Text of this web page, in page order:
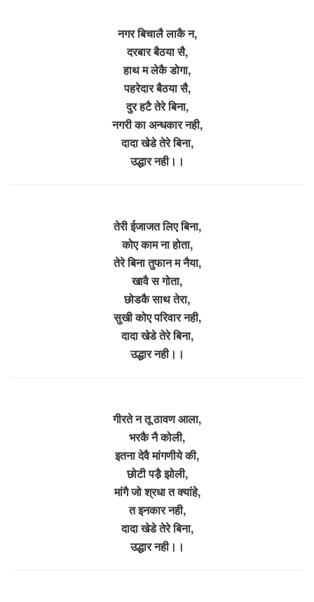
नगर बिचालै लाकै न,
दरबार बैठया सै,
हाथ म लेकै डोगा,
पहरेदार बैठया सै,
दुर हटै तेरे बिना,
नगरी का अन्धकार नही,
दादा खेडे तेरे बिना,
उद्धार नही।।
तेरी ईजाजत लिए बिना,
कोए काम ना होता,
तेरे बिना तुफान म नैया,
खावै स गोता,
छोडकै साथ तेरा,
सुखी कोए परिवार नही,
दादा खेडे तेरे बिना,
उद्धार नही।।
गीरते न तू ठावण आला,
भरकै नै कोली,
इतना देवै मांगणीये की,
छोटी पडै़ झोली,
मांगै जो श्रधा त क्यांहे,
त इनकार नही,
दादा खेडे तेरे बिना,
उद्धार नही।।